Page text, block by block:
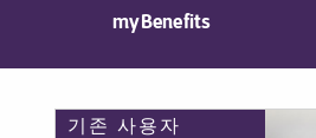
myBenefits
기존 사용자